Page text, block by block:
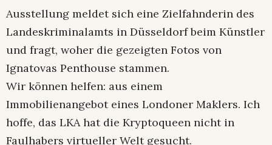
Ausstellung meldet sich eine Zielfahnderin des
Landeskriminalamts in Düsseldorf beim Künstler
und fragt, woher die gezeigten Fotos von
Ignatovas Penthouse stammen.
Wir können helfen: aus einem
Immobilienangebot eines Londoner Maklers. Ich
hoffe, das LKA hat die Kryptoqueen nicht in
Faulhabers virtueller Welt gesucht.